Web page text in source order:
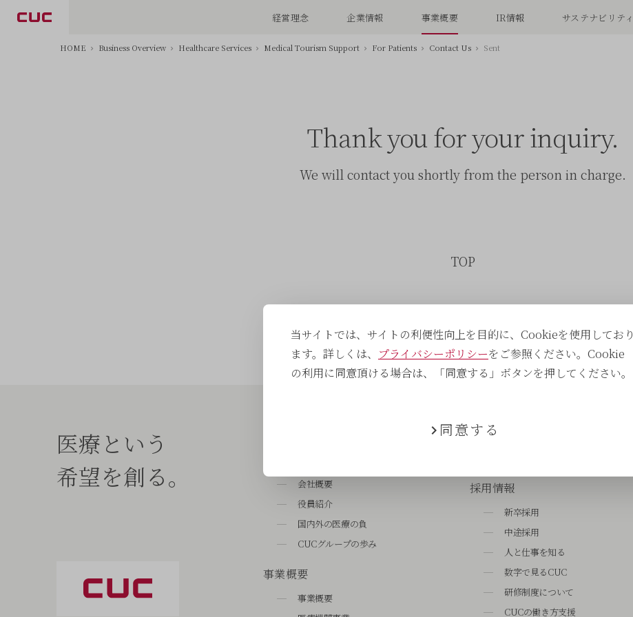
経営理念 企業情報 事業概要 IR情報 サステナビリティ
HOME Business Overview Healthcare Services Medical Tourism Support For Patients Contact Us Sent
Thank you for your inquiry.
We will contact you shortly from the person in charge.
TOP
医療という
希望を創る。
会社概要
役員紹介
国内外の医療の負
CUCグループの歩み
事業概要
事業概要
IR情報
採用情報
新卒採用
中途採用
人と仕事を知る
数字で見るCUC
研修制度について
CUCの働き方支援
当サイトでは、サイトの利便性向上を目的に、Cookieを使用しており
ます。詳しくは、 プライバシーポリシーをご参照ください。Cookie
の利用に同意頂ける場合は、「同意する」ボタンを押してください。
同意する